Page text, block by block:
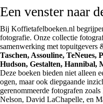
Een venster naar
Bij Koffietafelboeken.nl
fotografie. Onze collectie
samenwerking met topuitgevers
Taschen, Assouline, TeNeues,
Hudson, Gestalten, Hannibal,
Deze boeken bieden niet alleen
ogen, maar ook diepgaande
gerenommeerde fotografen
Nelson, David LaChapelle, en